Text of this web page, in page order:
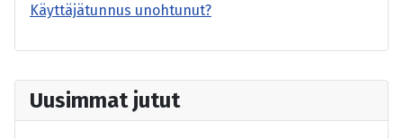
Uusimmat jutut
Käyttäjätunnus unohtunut?